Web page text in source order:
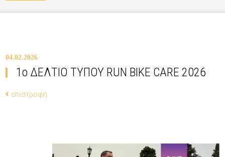
04.02.2026
1ο ΔΕΛΤΙΟ ΤΥΠΟΥ RUN BIKE CARE 2026
επιστροφή